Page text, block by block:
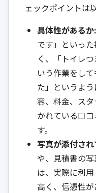
ェックポイントは
具体性があるか:
です」といっ
く、「トイレ
いう作業をし
た」というよ
容、料金、ス
かれている口
す。
写真が添付さ
や、見積書の
は、実際に利
高く、信憑性が